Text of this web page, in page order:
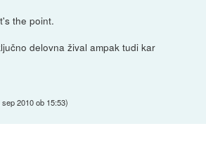
the point.
delovna žival ampak tudi kar
sep 2010 ob 15:53)